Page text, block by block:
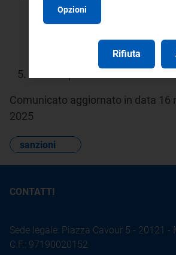
osta, comunica al MASE le
coordinate finanziarie, al fine di
consentire la liquidazione
Comunicato aggiornato in data 16
2025
sanzioni
CONTATTI
Sede legale: Piazza Cavour 5 - 20121 -
C.F.: 97190020152
Opzioni
Rifiuta